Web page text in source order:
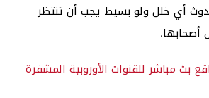
أي خلل ولو بسيط يجب أن تنتظر
أصحابها.
بث مباشر للقنوات الأوروبية المشفرة